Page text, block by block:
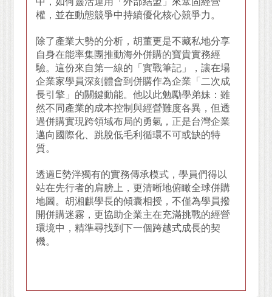
權，並在動態競爭中持續優化核心競爭力。
除了產業大勢的分析，胡董更是不藏私地分享
自身在能率集團推動海外併購的寶貴實務經
驗。這份來自第一線的「實戰筆記」，讓在場
企業家學員深刻體會到併購作為企業「二次成
長引擎」的關鍵動能。他以此勉勵學弟妹：雖
然不同產業的成本控制與經營難度各異，但透
過併購實現跨領域布局的勇氣，正是台灣企業
邁向國際化、跳脫低毛利循環不可或缺的特
質。
透過E勢泮獨有的實務傳承模式，學員們得以
站在先行者的肩膀上，更清晰地俯瞰全球併購
地圖。胡湘麒學長的傾囊相授，不僅為學員撥
開併購迷霧，更協助企業主在充滿挑戰的經營
環境中，精準尋找到下一個跨越式成長的契
機。